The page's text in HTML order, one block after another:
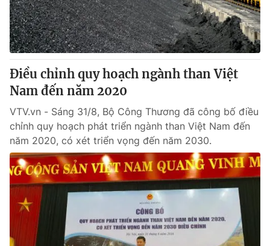
VTV Sức khoẻ Bất động sản
Thị trường 24h Tấm lòng Việt
VTV4
VTV9 VTV8
Liên hệ tòa soạn English
THỜI BÁO VTV
Điều chỉnh quy hoạch ngành than Việt
Nam đến năm 2020
VTV.vn - Sáng 31/8, Bộ Công Thương đã công bố điều
chỉnh quy hoạch phát triển ngành than Việt Nam đến
năm 2020, có xét triển vọng đến năm 2030.